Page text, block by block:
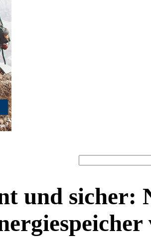
und sicher: